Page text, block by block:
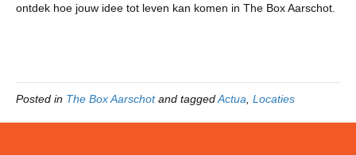
ontdek hoe jouw idee tot leven kan komen in The Box Aarschot.
Posted in The Box Aarschotand taggedActua Locaties